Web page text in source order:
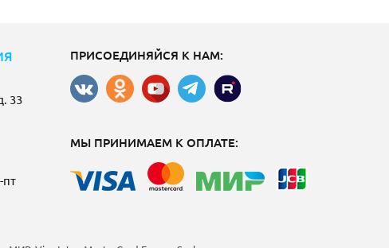
33
пт
ПРИСОЕДИНЯЙСЯ К НАМ:
МЫ ПРИНИМАЕМ К ОПЛАТЕ: